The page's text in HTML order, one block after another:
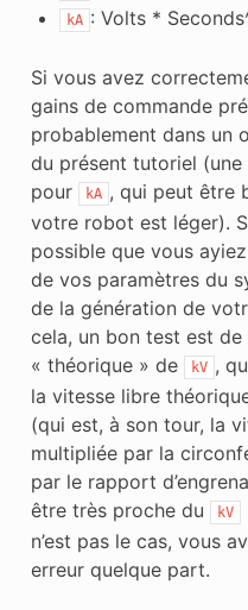
kA : Volts *
Si vous avez
gains de commande
probablement dans un
du présent tutoriel
pour
kA , qui peut être
votre robot est léger).
possible que vous
de vos paramètres du
de la génération de
cela, un bon test est
« théorique » de
kV ,
la vitesse libre
(qui est, à son tour, la
multipliée par la
par le rapport
être très proche du
kV
n’est pas le cas, vous
erreur quelque part.